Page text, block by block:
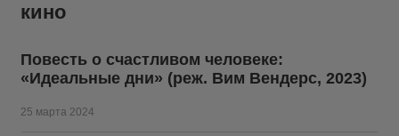
кино
Повесть о счастливом человеке:
«Идеальные дни» (реж. Вим Вендерс, 2023)
25 марта 2024